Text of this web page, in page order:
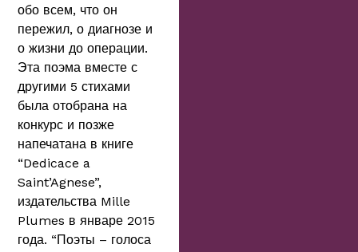
обо всем, что он
пережил, о диагнозе и
о жизни до операции.
Эта поэма вместе с
другими 5 стихами
была отобрана на
конкурс и позже
напечатана в книге
“Dedicace a
Saint’Agnese”,
издательства Mille
Plumes в январе 2015
года. “Поэты – голоса